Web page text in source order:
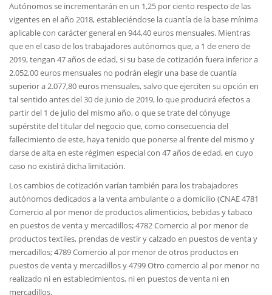
Autónomos se incrementarán en un 1,25 por ciento respecto de las
vigentes en el año 2018, estableciéndose la cuantía de la base mínima
aplicable con carácter general en 944,40 euros mensuales. Mientras
que en el caso de los trabajadores autónomos que, a 1 de enero de
2019, tengan 47 años de edad, si su base de cotización fuera inferior a
2.052,00 euros mensuales no podrán elegir una base de cuantía
superior a 2.077,80 euros mensuales, salvo que ejerciten su opción en
tal sentido antes del 30 de junio de 2019, lo que producirá efectos a
partir del 1 de julio del mismo año, o que se trate del cónyuge
supérstite del titular del negocio que, como consecuencia del
fallecimiento de este, haya tenido que ponerse al frente del mismo y
darse de alta en este régimen especial con 47 años de edad, en cuyo
caso no existirá dicha limitación.
Los cambios de cotización varían también para los trabajadores
autónomos dedicados a la venta ambulante o a domicilio (CNAE 4781
Comercio al por menor de productos alimenticios, bebidas y tabaco
en puestos de venta y mercadillos; 4782 Comercio al por menor de
productos textiles, prendas de vestir y calzado en puestos de venta y
mercadillos; 4789 Comercio al por menor de otros productos en
puestos de venta y mercadillos y 4799 Otro comercio al por menor no
realizado ni en establecimientos, ni en puestos de venta ni en
mercadillos.